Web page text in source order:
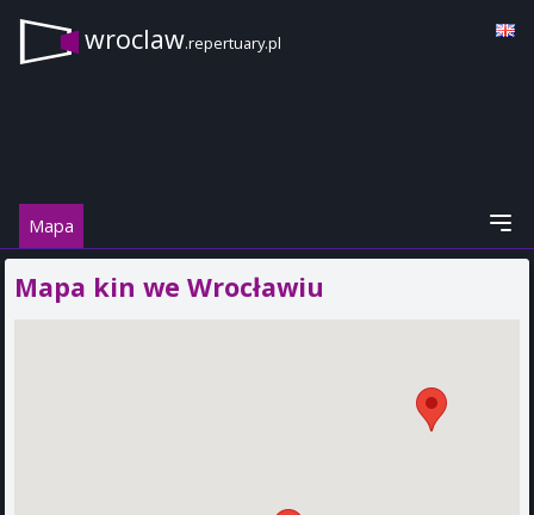
wroclaw.repertuary.pl
Mapa
Mapa kin we Wrocławiu